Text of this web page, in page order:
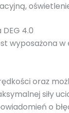
4.0
wyposażona
oraz
siły
o